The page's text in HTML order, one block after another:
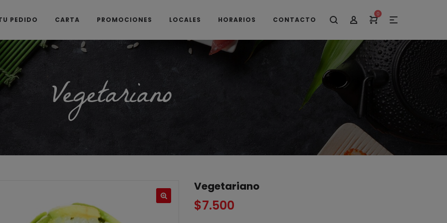
0
PEDIDO CARTA PROMOCIONES LOCALES HORARIOS CONTACTO
Vegetariano
Vegetariano
$7.500